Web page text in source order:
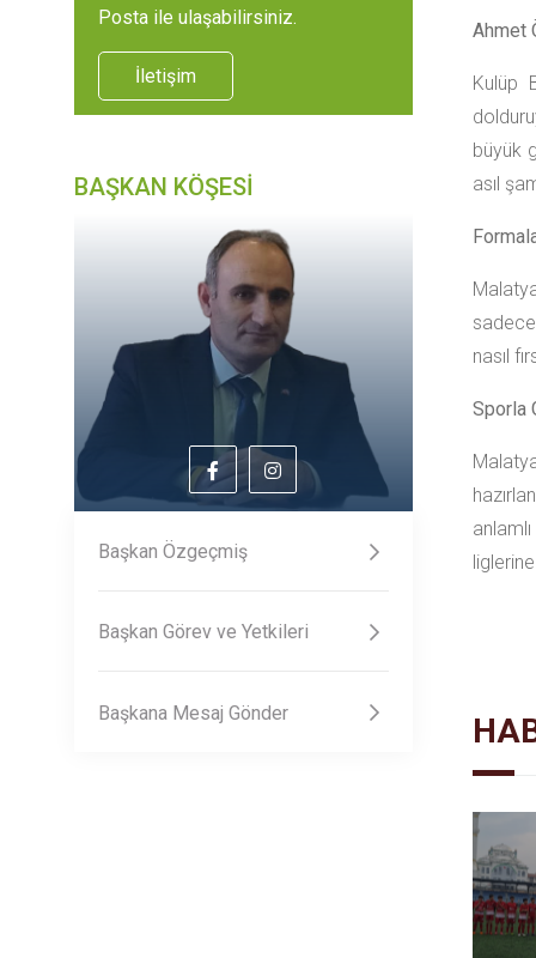
Posta ile ulaşabilirsiniz.
İletişim
BAŞKAN KÖŞESİ
Başkan Özgeçmiş
Başkan Görev ve Yetkileri
Başkana Mesaj Gönder
Ahmet
Kulüp
büyük
asıl
nasıl
Sporla